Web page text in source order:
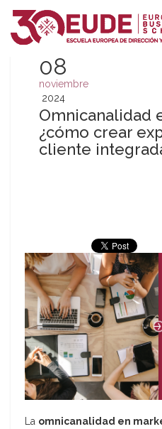
08
noviembre
2024
Omnicanalidad
¿cómo crear
cliente
La omnicanalidad en